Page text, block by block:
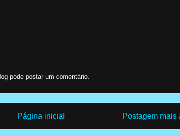
pode postar um comentário.
Postagem mais
Página inicial